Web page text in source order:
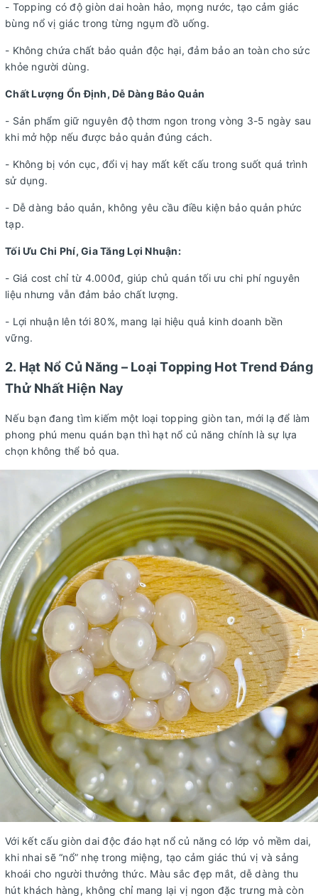
- Topping có độ giòn dai hoàn hảo, mọng nước, tạo cảm giác
bùng nổ vị giác trong từng ngụm đồ uống.
- Không chứa chất bảo quản độc hại, đảm bảo an toàn cho sức
khỏe người dùng.
Chất Lượng Ổn Định, Dễ Dàng Bảo Quản
- Sản phẩm giữ nguyên độ thơm ngon trong vòng 3-5 ngày sau
khi mở hộp nếu được bảo quản đúng cách.
- Không bị vón cục, đổi vị hay mất kết cấu trong suốt quá trình
sử dụng.
- Dễ dàng bảo quản, không yêu cầu điều kiện bảo quản phức
tạp.
Tối Ưu Chi Phí, Gia Tăng Lợi Nhuận:
- Giá cost chỉ từ 4.000đ, giúp chủ quán tối ưu chi phí nguyên
liệu nhưng vẫn đảm bảo chất lượng.
- Lợi nhuận lên tới 80%, mang lại hiệu quả kinh doanh bền
vững.
2. Hạt Nổ Củ Năng – Loại Topping Hot Trend Đáng
Thử Nhất Hiện Nay
Nếu bạn đang tìm kiếm một loại topping giòn tan, mới lạ để làm
phong phú menu quán bạn thì hạt nổ củ năng chính là sự lựa
chọn không thể bỏ qua.
Với kết cấu giòn dai độc đáo hạt nổ củ năng có lớp vỏ mềm dai,
khi nhai sẽ “nổ” nhẹ trong miệng, tạo cảm giác thú vị và sảng
khoái cho người thưởng thức. Màu sắc đẹp mắt, dễ dàng thu
hút khách hàng, không chỉ mang lại vị ngon đặc trưng mà còn